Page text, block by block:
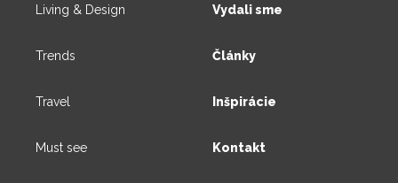
Living & Design
Trends
Travel
Must see
Vydali sme
Články
Inšpirácie
Kontakt